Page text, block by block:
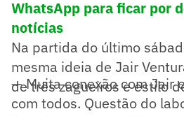
WhatsApp para ficar por
notícias
Na partida do último
mesma ideia de Jair
de três zagueiros e estilo
— Muita conexão com Jair
com todos. Questão do